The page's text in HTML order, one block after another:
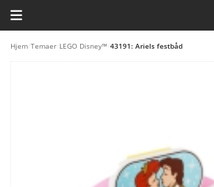
HJEM
Hjem Temaer LEGO Disney™ 43191: Ariels festbåd